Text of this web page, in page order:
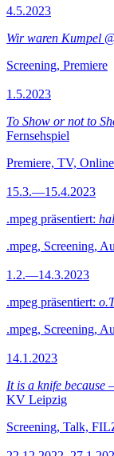
4.5.2023
Wir waren Kumpel
Screening, Premiere
1.5.2023
To Show or not to
Fernsehspiel
Premiere, TV, Online
15.3.—15.4.2023
.mpeg präsentiert:
.mpeg, Screening,
1.2.—14.3.2023
.mpeg präsentiert:
.mpeg, Screening,
14.1.2023
It is a knife because
KV Leipzig
Screening, Talk,